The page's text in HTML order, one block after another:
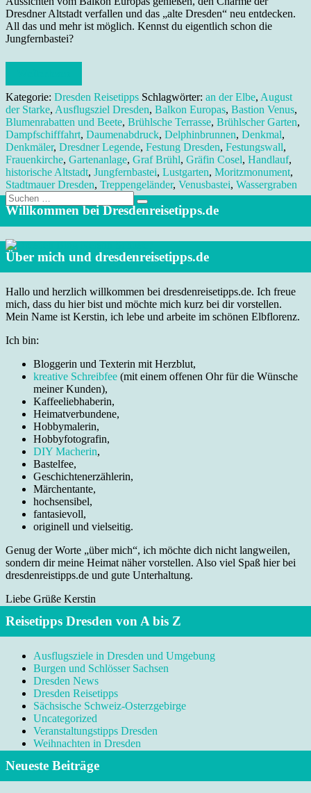
Dresdner Altstadt verfallen und das „alte Dresden“ neu entdecken.
All das und mehr ist möglich. Kennst du eigentlich schon die
Jungfernbastei?
Kategorie: Dresden Reisetipps Schlagwörter: an der Elbe, August
der Starke, Ausflugsziel Dresden, Balkon Europas, Bastion Venus,
Blumenrabatten und Beete, Brühlsche Terrasse, Brühlscher Garten,
Dampfschifffahrt, Daumenabdruck, Delphinbrunnen, Denkmal,
Denkmäler, Dresdner Legende, Festung Dresden, Festungswall,
Frauenkirche, Gartenanlage, Graf Brühl, Gräfin Cosel, Handlauf,
historische Altstadt, Jungfernbastei, Lustgarten, Moritzmonument,
Stadtmauer Dresden, Treppengeländer, Venusbastei, Wassergraben
Suche
nach:
Willkommen bei Dresdenreisetipps.de
Über mich und dresdenreisetipps.de
Hallo und herzlich willkommen bei dresdenreisetipps.de. Ich freue
mich, dass du hier bist und möchte mich kurz bei dir vorstellen.
Mein Name ist Kerstin, ich lebe und arbeite im schönen Elbflorenz.
Ich bin:
Bloggerin und Texterin mit Herzblut,
kreative Schreibfee (mit einem offenen Ohr für die Wünsche
meiner Kunden),
Kaffeeliebhaberin,
Heimatverbundene,
Hobbymalerin,
Hobbyfotografin,
DIY Macherin,
Bastelfee,
Geschichtenerzählerin,
Märchentante,
hochsensibel,
fantasievoll,
originell und vielseitig.
Genug der Worte „über mich“, ich möchte dich nicht langweilen,
sondern dir meine Heimat näher vorstellen. Also viel Spaß hier bei
dresdenreistipps.de und gute Unterhaltung.
Liebe Grüße Kerstin
Reisetipps Dresden von A bis Z
Ausflugsziele in Dresden und Umgebung
Burgen und Schlösser Sachsen
Dresden News
Dresden Reisetipps
Sächsische Schweiz-Osterzgebirge
Uncategorized
Veranstaltungstipps Dresden
Weihnachten in Dresden
Neueste Beiträge